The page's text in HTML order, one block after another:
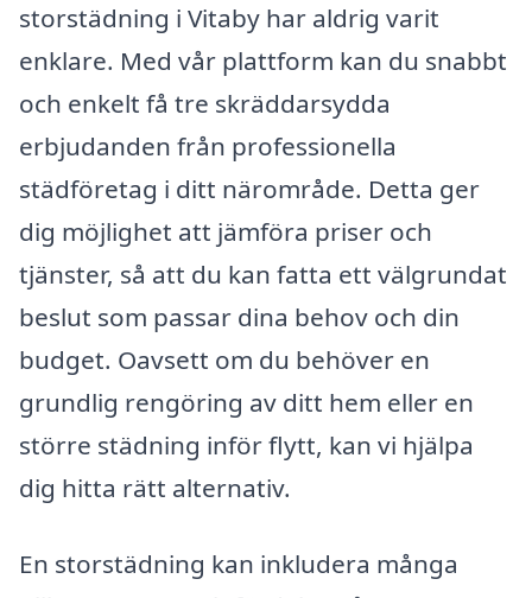
storstädning i Vitaby har aldrig varit
enklare. Med vår plattform kan du snabbt
och enkelt få tre skräddarsydda
erbjudanden från professionella
städföretag i ditt närområde. Detta ger
dig möjlighet att jämföra priser och
tjänster, så att du kan fatta ett välgrundat
beslut som passar dina behov och din
budget. Oavsett om du behöver en
grundlig rengöring av ditt hem eller en
större städning inför flytt, kan vi hjälpa
dig hitta rätt alternativ.
En storstädning kan inkludera många